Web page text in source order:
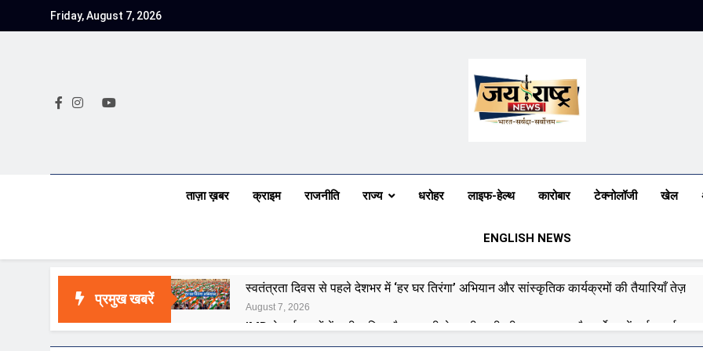
Friday, August 7, 2026
Jai Rashtra
ताज़ा ख़बर क्राइम राजनीति राज्य धरोहर लाइफ-हेल्थ कारोबार टेक्नोलॉजी खेल
ENGLISH NEWS
प्रमुख खबरें
स्वतंत्रता दिवस से पहले देशभर में ‘हर घर तिरंगा’ अभियान और सांस्कृतिक कार्यक्रमों की तैयारियाँ तेज़
August 7, 2026
IMD ने कई राज्यों में भारी बारिश और बाढ़ की चेतावनी जारी की, उत्तर भारत और पूर्वोत्तर में हाई अलर्ट
August 7, 2026